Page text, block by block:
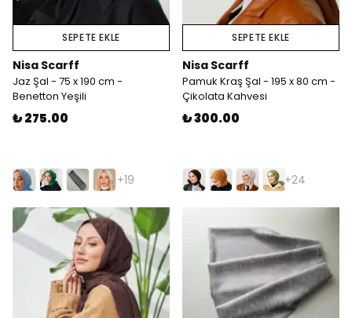
SEPETE EKLE
Nisa Scarff
Jaz Şal - 75 x 190 cm -
Benetton Yeşili
₺ 275.00
+19
SEPETE EKLE
Nisa Scarff
Pamuk Kraş Şal - 195 x 80 cm -
Çikolata Kahvesi
₺ 300.00
+24